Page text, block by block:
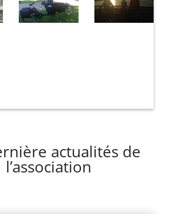
actualités de
l’association